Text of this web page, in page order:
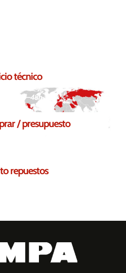
técnico
en 24–48h
/ presupuesto
repuestos